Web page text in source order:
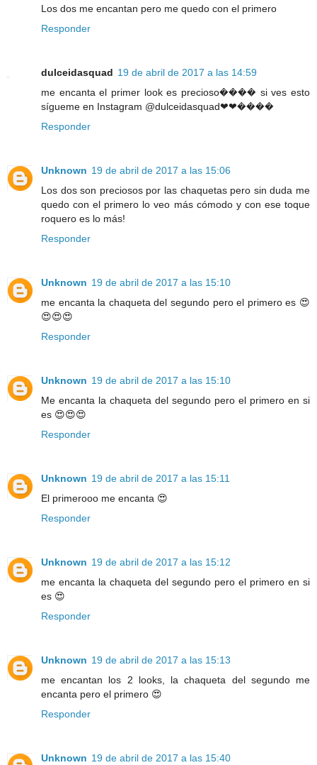
Los dos me encantan pero me quedo con el primero
Responder
dulceidasquad 19 de abril de 2017 a las 14:59
me encanta el primer look es precioso���� si ves esto
sígueme en Instagram @dulceidasquad❤❤����
Responder
Unknown 19 de abril de 2017 a las 15:06
Los dos son preciosos por las chaquetas pero sin duda me
quedo con el primero lo veo más cómodo y con ese toque
roquero es lo más!
Responder
Unknown 19 de abril de 2017 a las 15:10
me encanta la chaqueta del segundo pero el primero es 😍
😍😍😍
Responder
Unknown 19 de abril de 2017 a las 15:10
Me encanta la chaqueta del segundo pero el primero en si
es 😍😍😍
Responder
Unknown 19 de abril de 2017 a las 15:11
El primerooo me encanta 😍
Responder
Unknown 19 de abril de 2017 a las 15:12
me encanta la chaqueta del segundo pero el primero en si
es 😍
Responder
Unknown 19 de abril de 2017 a las 15:13
me encantan los 2 looks, la chaqueta del segundo me
encanta pero el primero 😍
Responder
Unknown 19 de abril de 2017 a las 15:40